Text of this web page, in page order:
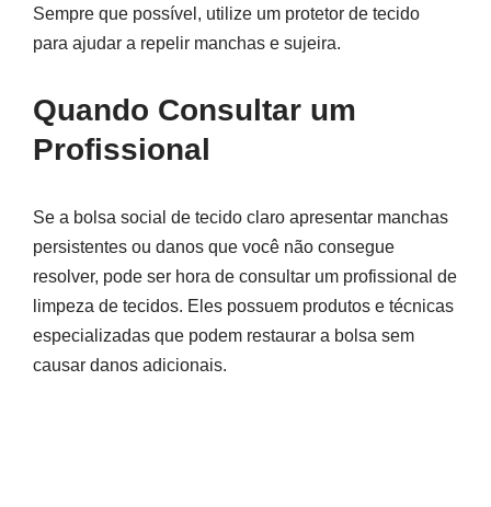
Sempre que possível, utilize um protetor de tecido
para ajudar a repelir manchas e sujeira.
Quando Consultar um
Profissional
Se a bolsa social de tecido claro apresentar manchas
persistentes ou danos que você não consegue
resolver, pode ser hora de consultar um profissional de
limpeza de tecidos. Eles possuem produtos e técnicas
especializadas que podem restaurar a bolsa sem
causar danos adicionais.